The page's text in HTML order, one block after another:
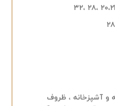
و آشپزخانه ، ظروف